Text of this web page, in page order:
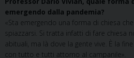
emergendo dalla pandemia?
«Sta emergendo una forma di chiesa
spiazzarsi. Si tratta infatti di fare chiesa
abituali, ma là dove la gente vive. È la
con tutto e tutti attorno al campanile».